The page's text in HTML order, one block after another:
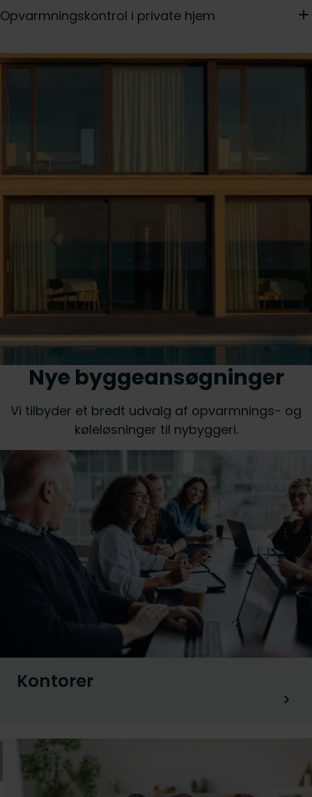
Opvarmningskontrol i private hjem
Nye byggeansøgninger
Vi tilbyder et bredt udvalg af opvarmnings- og
køleløsninger til nybyggeri.
Kontorer